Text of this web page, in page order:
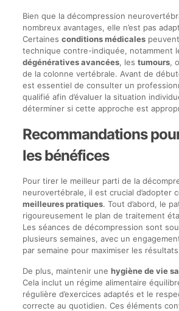
Bien que la décompression
nombreux avantages, elle n’est pas
Certaines conditions médicales
technique contre-indiquée, notamment
dégénératives avancées, les tumours,
de la colonne vertébrale. Avant de
est essentiel de consulter un
qualifié afin d’évaluer la situation
déterminer si cette approche est
Recommandations
les bénéfices
Pour tirer le meilleur parti de la
neurovertébrale, il est crucial d’adopter
meilleures pratiques. Tout d’abord, le
rigoureusement le plan de traitement
Les séances de décompression sont
plusieurs semaines, avec un
par semaine pour maximiser les
De plus, maintenir une hygiène de vie
Cela inclut un régime alimentaire
régulière d’exercices adaptés et le
correcte au quotidien. Ces éléments